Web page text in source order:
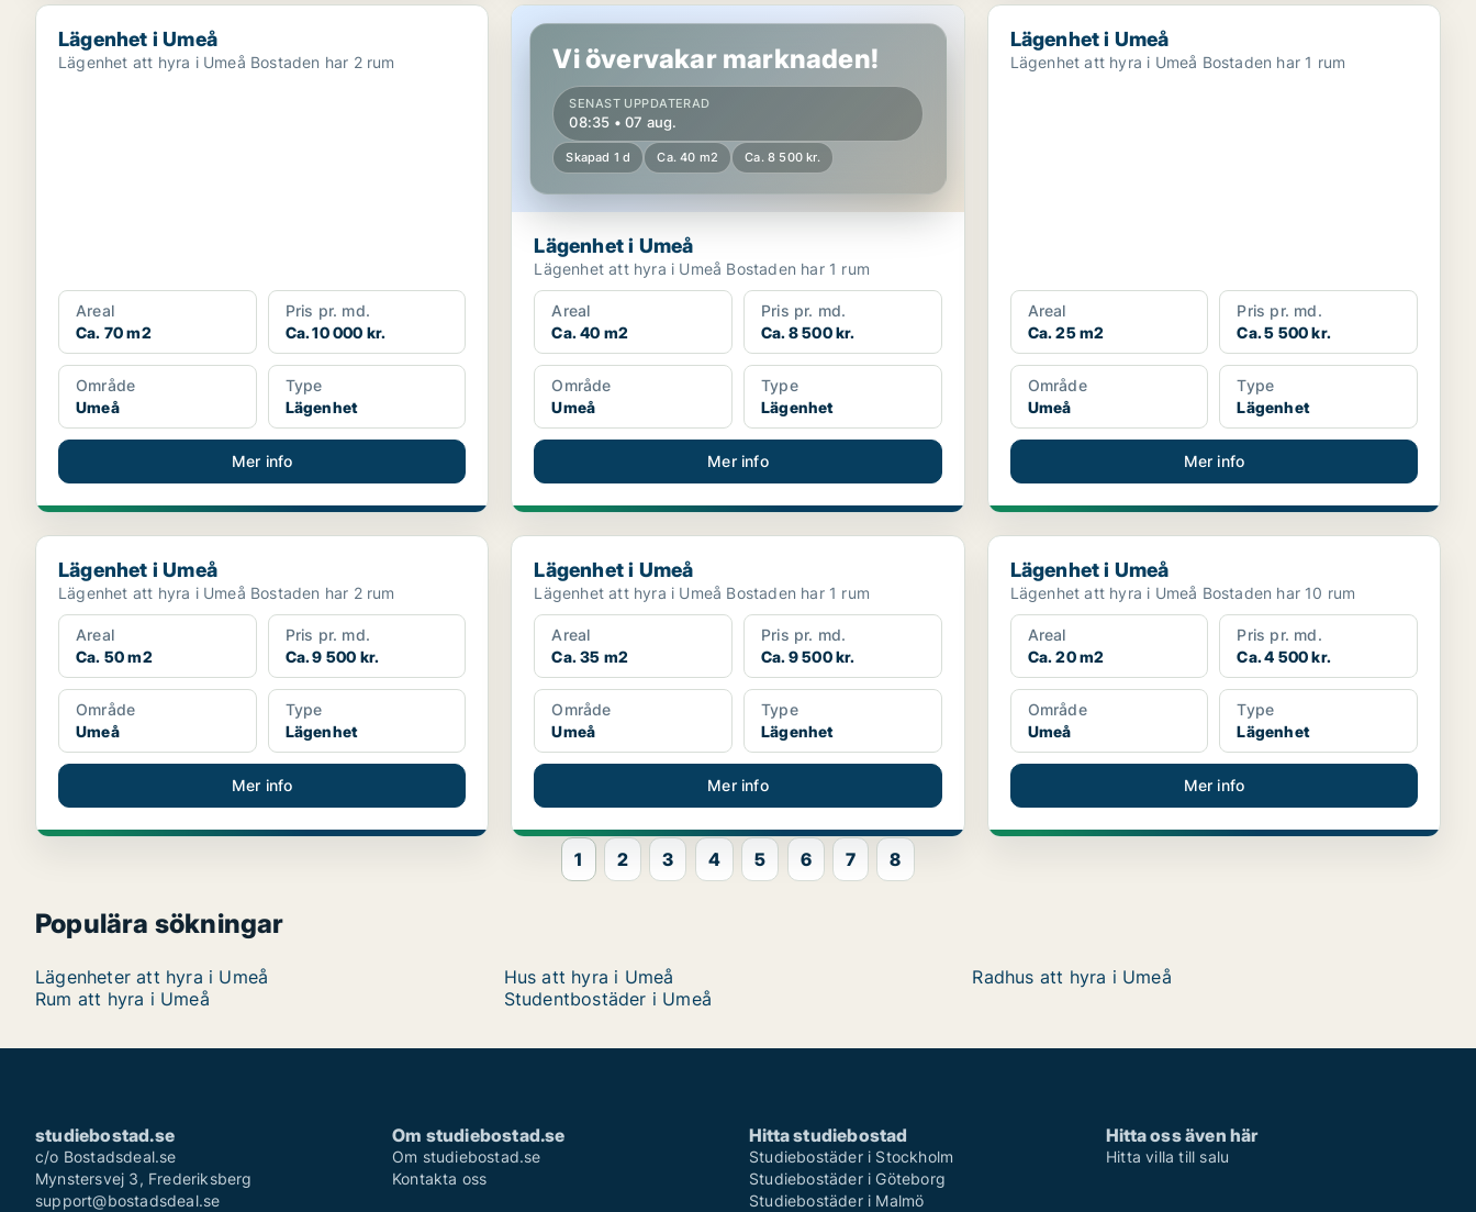
Lägenhet i Umeå
Lägenhet i Umeå
Lägenhet att hyra i Umeå Bostaden har 2 rum
Areal
Ca. 70 m2
Pris pr. md.
Ca. 10 000 kr.
Område
Umeå
Type
Lägenhet
Mer info
Lägenhet i Umeå
Vi övervakar marknaden!
SENAST UPPDATERAD
08:35 • 07 aug.
Skapad 1 d Ca. 40 m2 Ca. 8 500 kr.
Lägenhet i Umeå
Lägenhet att hyra i Umeå Bostaden har 1 rum
Areal
Ca. 40 m2
Pris pr. md.
Ca. 8 500 kr.
Område
Umeå
Type
Lägenhet
Mer info
Lägenhet i Umeå
Lägenhet i Umeå
Lägenhet att hyra i Umeå Bostaden har 1 rum
Areal
Ca. 25 m2
Pris pr. md.
Ca. 5 500 kr.
Område
Umeå
Type
Lägenhet
Mer info
Lägenhet i Umeå
Lägenhet i Umeå
Lägenhet att hyra i Umeå Bostaden har 2 rum
Areal
Ca. 50 m2
Pris pr. md.
Ca. 9 500 kr.
Område
Umeå
Type
Lägenhet
Mer info
Lägenhet i Umeå
Lägenhet i Umeå
Lägenhet att hyra i Umeå Bostaden har 1 rum
Areal
Ca. 35 m2
Pris pr. md.
Ca. 9 500 kr.
Område
Umeå
Type
Lägenhet
Mer info
Lägenhet i Umeå
Lägenhet i Umeå
Lägenhet att hyra i Umeå Bostaden har 10 rum
Areal
Ca. 20 m2
Pris pr. md.
Ca. 4 500 kr.
Område
Umeå
Type
Lägenhet
Mer info
1 2 3 4 5 6 7 8
Populära sökningar
Lägenheter att hyra i Umeå Hus att hyra i Umeå
Radhus att hyra i Umeå
Rum att hyra i Umeå
Studentbostäder i Umeå
studiebostad.se
c/o Bostadsdeal.se
Mynstersvej 3, Frederiksberg
support@bostadsdeal.se
Om studiebostad.se
Om studiebostad.se
Kontakta oss
Hitta studiebostad
Studiebostäder i Stockholm
Studiebostäder i Göteborg
Studiebostäder i Malmö
Hitta oss även här
Hitta villa till salu